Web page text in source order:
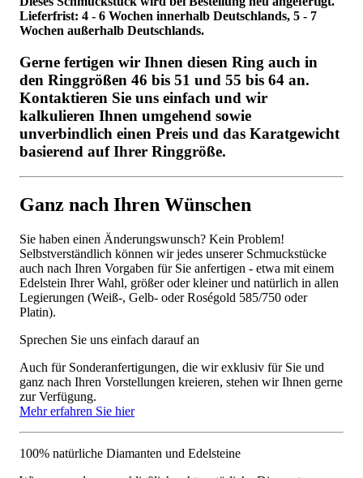
Lieferfrist: 4 - 6 Wochen innerhalb Deutschlands, 5 - 7
Wochen außerhalb Deutschlands.
Gerne fertigen wir Ihnen diesen Ring auch in
den Ringgrößen 46 bis 51 und 55 bis 64 an.
Kontaktieren Sie uns einfach und wir
kalkulieren Ihnen umgehend sowie
unverbindlich einen Preis und das Karatgewicht
basierend auf Ihrer Ringgröße.
Ganz nach Ihren Wünschen
Sie haben einen Änderungswunsch? Kein Problem!
Selbstverständlich können wir jedes unserer Schmuckstücke
auch nach Ihren Vorgaben für Sie anfertigen - etwa mit einem
Edelstein Ihrer Wahl, größer oder kleiner und natürlich in allen
Legierungen (Weiß-, Gelb- oder Roségold 585/750 oder
Platin).
Sprechen Sie uns einfach darauf an
Auch für Sonderanfertigungen, die wir exklusiv für Sie und
ganz nach Ihren Vorstellungen kreieren, stehen wir Ihnen gerne
zur Verfügung.
Mehr erfahren Sie hier
100% natürliche Diamanten und Edelsteine